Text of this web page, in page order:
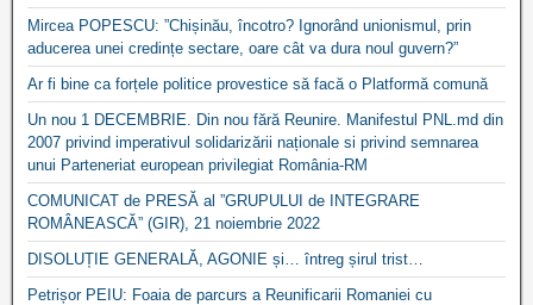
Mircea POPESCU: ”Chișinău, încotro? Ignorând unionismul, prin
aducerea unei credințe sectare, oare cât va dura noul guvern?”
Ar fi bine ca forțele politice provestice să facă o Platformă comună
Un nou 1 DECEMBRIE. Din nou fără Reunire. Manifestul PNL.md din
2007 privind imperativul solidarizării naționale si privind semnarea
unui Parteneriat european privilegiat România-RM
COMUNICAT de PRESĂ al ”GRUPULUI de INTEGRARE
ROMÂNEASCĂ” (GIR), 21 noiembrie 2022
DISOLUȚIE GENERALĂ, AGONIE și… întreg șirul trist…
Petrișor PEIU: Foaia de parcurs a Reunificarii Romaniei cu